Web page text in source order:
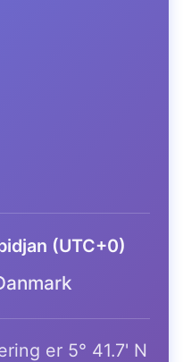
(UTC+0)
er 5° 41.7' N